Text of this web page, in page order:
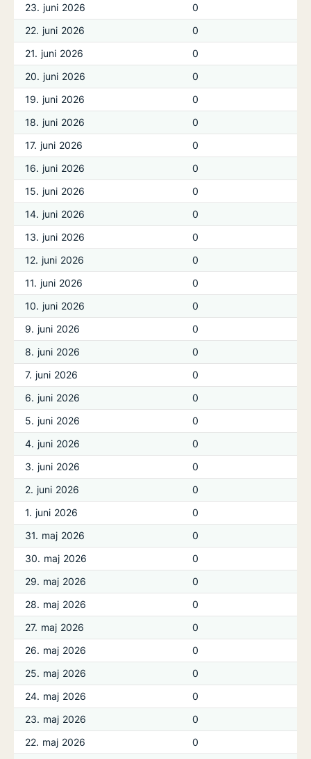
23. juni 2026
0
22. juni 2026
0
21. juni 2026
0
20. juni 2026
0
19. juni 2026
0
18. juni 2026
0
17. juni 2026
0
16. juni 2026
0
15. juni 2026
0
14. juni 2026
0
13. juni 2026
0
12. juni 2026
0
11. juni 2026
0
10. juni 2026
0
9. juni 2026
0
8. juni 2026
0
7. juni 2026
0
6. juni 2026
0
5. juni 2026
0
4. juni 2026
0
3. juni 2026
0
2. juni 2026
0
1. juni 2026
0
31. maj 2026
0
30. maj 2026
0
29. maj 2026
0
28. maj 2026
0
27. maj 2026
0
26. maj 2026
0
25. maj 2026
0
24. maj 2026
0
23. maj 2026
0
22. maj 2026
0